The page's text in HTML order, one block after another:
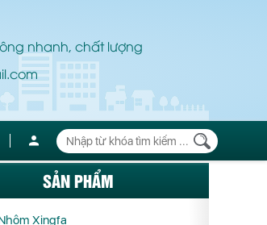
nhanh, chất lượng
SẢN PHẨM
Xingfa